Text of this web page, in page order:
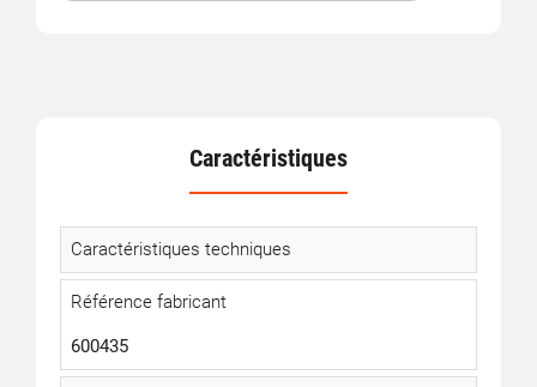
Caractéristiques
Caractéristiques techniques
Référence fabricant
600435